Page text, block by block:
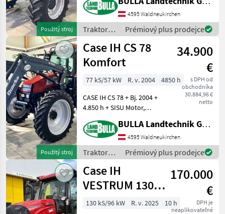
Použitý stroj
Umschaltung für FH + 2
Leitungen nach vorne +
Steckdose 7 polig vorne +
Luftsitz + Drehlicht
4595 Waldneukirchen
Traktory /
Case IH
Prémiový plus prodejce
Použitý stroj
Case IH CS 78
Komfort
34.900
€
s DPH od
obchodníka
30.884,96 €
netto
77 kS/57 kW R. v. 2004
4850 h
CASE IH CS 78 + Bj. 2004 +
4.850 h + SISU Motor,
Frontgewichtsträger +
Teleskopspiegel + Luftsitz +
druckloser Rücklauf +
ausstellbare Fronts
BULLA Landtechnik GmbH
4595 Waldneukirchen
Traktory /
Case IH
Prémiový plus prodejce
Case IH
VESTRUM 130
AD8 + STEPA
170.000
€
DPH je
neaplikovateľné
130 kS/96 kW R. v. 2025
10 h